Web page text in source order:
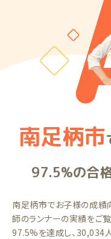
南足柄市
97.5%の合
南足柄市でお子様の成績
師のランナーの実績をご
97.5%を達成し、30,034